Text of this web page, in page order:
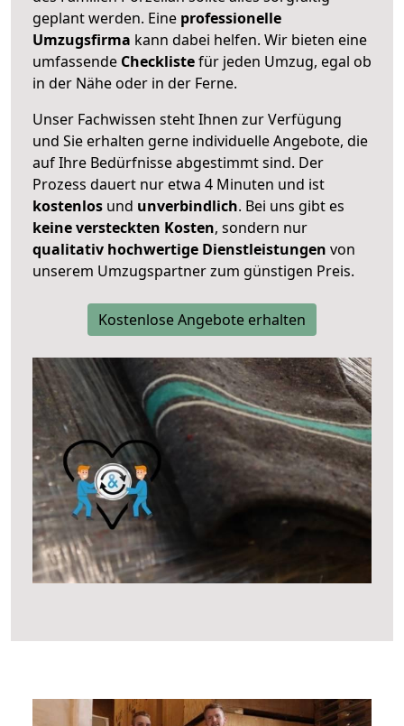
geplant werden. Eine professionelle
Umzugsfirma kann dabei helfen. Wir bieten eine
umfassende Checklistefür jeden Umzug, egal ob
in der Nähe oder in der Ferne.
Unser Fachwissen steht Ihnen zur Verfügung
und Sie erhalten gerne individuelle Angebote, die
auf Ihre Bedürfnisse abgestimmt sind. Der
Prozess dauert nur etwa 4 Minuten und ist
kostenlos und unverbindlich. Bei uns gibt es
keine versteckten Kosten, sondern nur
qualitativ hochwertige Dienstleistungen von
unserem Umzugspartner zum günstigen Preis.
Kostenlose Angebote erhalten